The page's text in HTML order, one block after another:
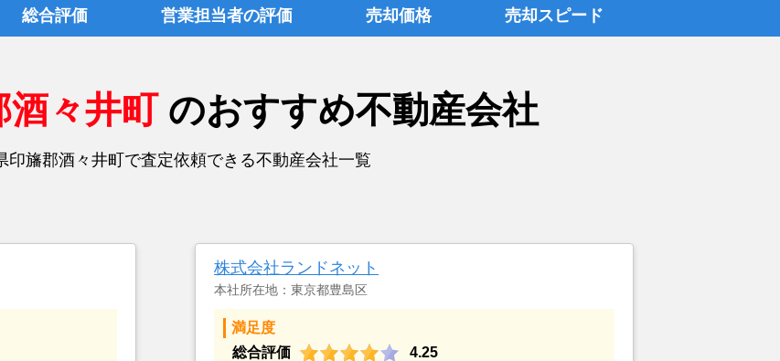
総合評価 営業担当者の評価 売却価格 売却スピード
酒々井町 のおすすめ不動産会社
印旛郡酒々井町で査定依頼できる不動産会社一覧
株式会社ランドネット
本社所在地：東京都豊島区
満足度
総合評価
4.25